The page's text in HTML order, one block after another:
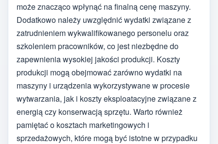
może znacząco wpłynąć na finalną cenę maszyny.
Dodatkowo należy uwzględnić wydatki związane z
zatrudnieniem wykwalifikowanego personelu oraz
szkoleniem pracowników, co jest niezbędne do
zapewnienia wysokiej jakości produkcji. Koszty
produkcji mogą obejmować zarówno wydatki na
maszyny i urządzenia wykorzystywane w procesie
wytwarzania, jak i koszty eksploatacyjne związane z
energią czy konserwacją sprzętu. Warto również
pamiętać o kosztach marketingowych i
sprzedażowych, które mogą być istotne w przypadku